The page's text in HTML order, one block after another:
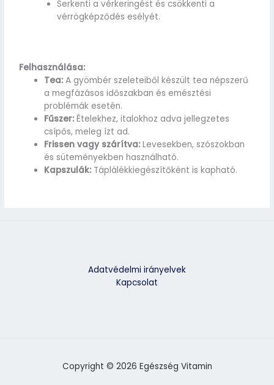
Serkenti a vérkeringést és csökkenti a
vérrögképződés esélyét.
Felhasználása:
Tea: A gyömbér szeleteiből készült tea népszerű
a megfázásos időszakban és emésztési
problémák esetén.
Fűszer: Ételekhez, italokhoz adva jellegzetes
csípős, meleg ízt ad.
Frissen vagy szárítva: Levesekben, szószokban
és süteményekben használható.
Kapszulák: Táplálékkiegészítőként is kapható.
Adatvédelmi irányelvek
Kapcsolat
Copyright © 2026 Egészség Vitamin